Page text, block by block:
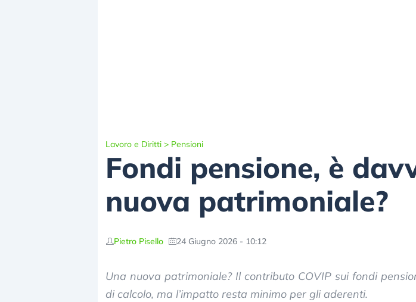
Lavoro e Diritti > Pensioni
Fondi pensione, è
nuova patrimoniale?
Pietro Pisello 24 Giugno 2026 - 10:12
Una nuova patrimoniale? Il contributo COVIP sui fondi
di calcolo, ma l’impatto resta minimo per gli aderenti.